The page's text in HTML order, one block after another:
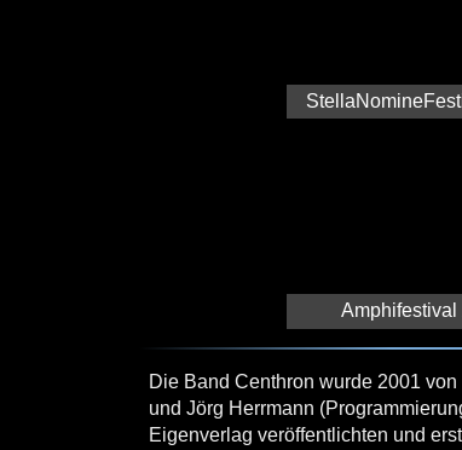
Amphifestival
Die Band Centhron wurde 2001
und Jörg Herrmann
Eigenverlag veröffentlichten und